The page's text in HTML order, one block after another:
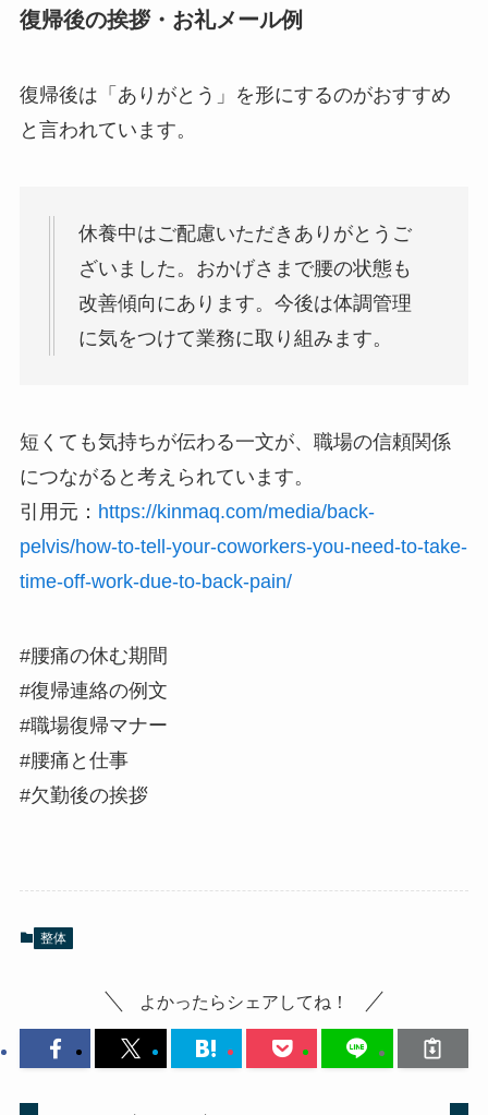
復帰後の挨拶・お礼メール例
復帰後は「ありがとう」を形にするのがおすすめ
と言われています。
休養中はご配慮いただきありがとうご
ざいました。おかげさまで腰の状態も
改善傾向にあります。今後は体調管理
に気をつけて業務に取り組みます。
短くても気持ちが伝わる一文が、職場の信頼関係
につながると考えられています。
引用元： https://kinmaq.com/media/back-
pelvis/how-to-tell-your-coworkers-you-need-to-take-
time-off-work-due-to-back-pain/
#腰痛の休む期間
#復帰連絡の例文
#職場復帰マナー
#腰痛と仕事
#欠勤後の挨拶
整体
よかったらシェアしてね！